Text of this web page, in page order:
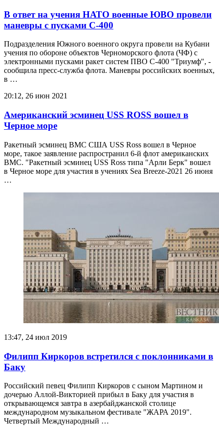
В ответ на учения НАТО военные ЮВО провели
маневры с пусками С-400
Подразделения Южного военного округа провели на Кубани
учения по обороне объектов Черноморского флота (ЧФ) с
электронными пусками ракет систем ПВО С-400 "Триумф", -
сообщила пресс-служба флота. Маневры российских военных,
в …
20:12, 26 июн 2021
Американский эсминец USS ROSS вошел в
Черное море
Ракетный эсминец ВМС США USS Ross вошел в Черное
море, такое заявление распространил 6-й флот американских
ВМС. "Ракетный эсминец USS Ross типа "Арли Берк" вошел
в Черное море для участия в учениях Sea Breeze-2021 26 июня
…
13:47, 24 июл 2019
Филипп Киркоров встретился с поклонниками в
Баку
Российский певец Филипп Киркоров с сыном Мартином и
дочерью Аллой-Викторией прибыл в Баку для участия в
открывающемся завтра в азербайджанской столице
международном музыкальном фестивале "ЖАРА 2019".
Четвертый Международный …